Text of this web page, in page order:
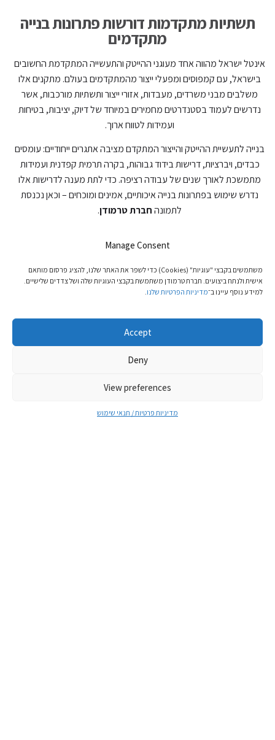
Manage Consent
משתמשים בקבצי "עוגיות" (cookies) כדי לשפר את האתר שלנו, להציג פרסום מותאם
אישית ולנתח ביצועים. חברת טרמודן משתמשת בקבצי העוגיות שלה ושל צדדים שלישיים.
למידע נוסף עיינו ב־מדיניות הפרטיות שלנו
Accept
Deny
View preferences
מדיניות פרטיות / תנאי שימוש
תשתיות מתקדמות דורשות פתרונות בנייה
מתקדמים
אינטל ישראל מהווה אחד מעוגני ההייטק והתעשייה המתקדמת החשובים
בישראל, עם קמפוסים ומפעלי ייצור מהמתקדמים בעולם. מתקנים אלו
משלבים מבני משרדים, מעבדות, אזורי ייצור ותשתיות מורכבות, אשר
נדרשים לעמוד בסטנדרטים מחמירים במיוחד של דיוק, יציבות, בטיחות
ועמידות לטווח ארוך.
בנייה לתעשיית ההייטק והייצור המתקדם מציבה אתגרים ייחודיים: עומסים
כבדים, ויברציות, דרישות בידוד גבוהות, בקרה תרמית קפדנית ועמידות
מתמשכת לאורך שנים של עבודה רציפה. כדי לתת מענה לדרישות אלו
נדרש שימוש בפתרונות בנייה איכותיים, אמינים ומוכחים – וכאן נכנסת
לתמונהחברת טרמודן.
למבנים תעשייתיים וטכנולוגיים בקנה מידה גדול. המערכות מתוכננות
לשלב חוזק מבני גבוה, עמידות בפני סדיקה ותזוזות מבנה, יחד עם תרומה
לבידוד תרמי ואקוסטי ויכולת עבודה מדויקת בסביבות רגישות.
פתרונות הבנייה של טרמודן מאפשרים יציבות, אחידות ויעילות בביצוע –
מרכיבים חיוניים להקמת תשתיות שממשיכות לפעול באופן מיטבי לאורך
בפתרונות הבנייה חייבת להיות חכמה, מתקדמת ואמינה.